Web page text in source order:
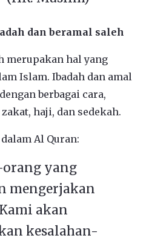
dan beramal saleh
merupakan hal yang
Islam. Ibadah dan amal
berbagai cara,
haji, dan sedekah.
Al Quran:
orang yang
mengerjakan
akan
kesalahan-